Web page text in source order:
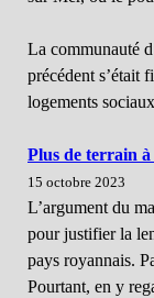
La communauté
précédent s’était
logements
Plus de terrain
15 octobre 2023
L’argument du
pour justifier la
pays royannais.
Pourtant, en y